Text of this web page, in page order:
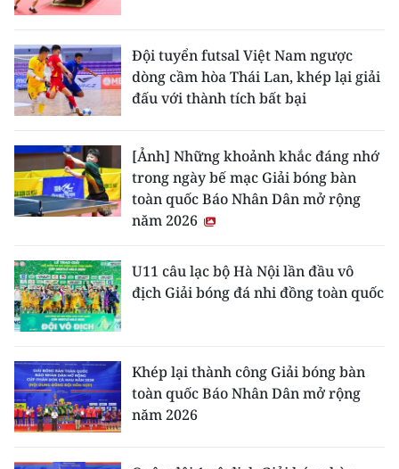
Đội tuyển futsal Việt Nam ngược
dòng cầm hòa Thái Lan, khép lại giải
đấu với thành tích bất bại
[Ảnh] Những khoảnh khắc đáng nhớ
trong ngày bế mạc Giải bóng bàn
toàn quốc Báo Nhân Dân mở rộng
năm 2026
U11 câu lạc bộ Hà Nội lần đầu vô
địch Giải bóng đá nhi đồng toàn quốc
Khép lại thành công Giải bóng bàn
toàn quốc Báo Nhân Dân mở rộng
năm 2026